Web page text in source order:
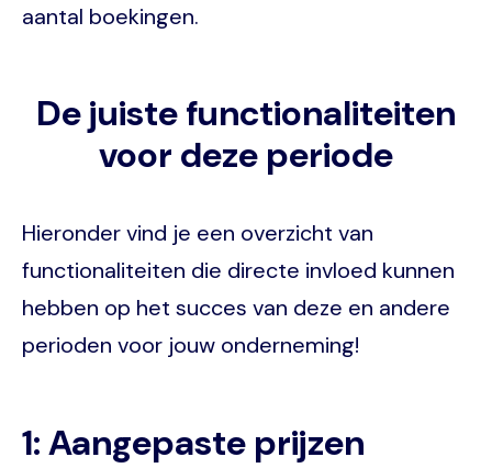
aantal boekingen.
De juiste functionaliteiten
voor deze periode
Hieronder vind je een overzicht van
functionaliteiten die directe invloed kunnen
hebben op het succes van deze en andere
perioden voor jouw onderneming!
1: Aangepaste prijzen